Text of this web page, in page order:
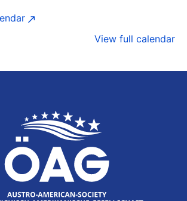
View full calendar